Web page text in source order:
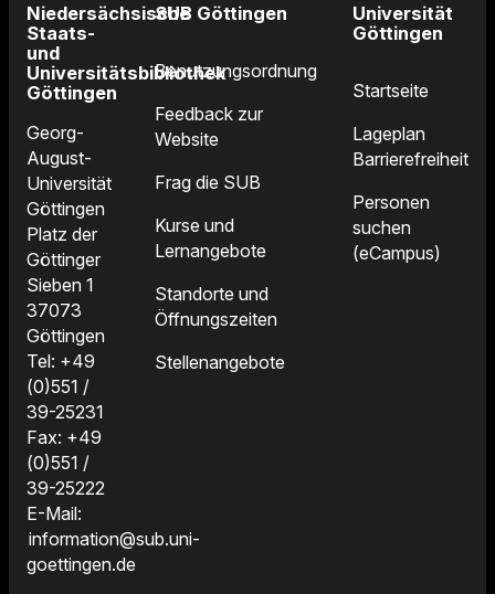
Niedersächsische
Staats-
und
Universitätsbibliothek
Göttingen
Georg-
August-
Universität
Göttingen
Platz der
Göttinger
Sieben 1
37073
Göttingen
Tel: +49
(0)551 /
39-25231
Fax: +49
(0)551 /
39-25222
E-Mail:
information@sub.uni-
goettingen.de
SUB Göttingen
Benutzungsordnung
Feedback zur
Website
Frag die SUB
Kurse und
Lernangebote
Standorte und
Öffnungszeiten
Stellenangebote
Universität
Göttingen
Startseite
Lageplan
Barrierefreiheit
Personen
suchen
(eCampus)